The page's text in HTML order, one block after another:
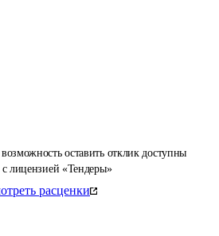
оставить отклик доступны
с лицензией «Тендеры»
расценки